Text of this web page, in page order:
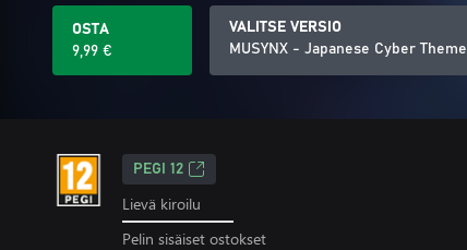
OSTA
9,99 €
VALITSE VERSIO
MUSYNX - Japanese Cyber Theme
PEGI 12
Lievä kiroilu
Pelin sisäiset ostokset